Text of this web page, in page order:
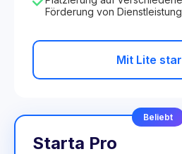
Förderung von
Mit Lite
Beliebt
Starta Pro